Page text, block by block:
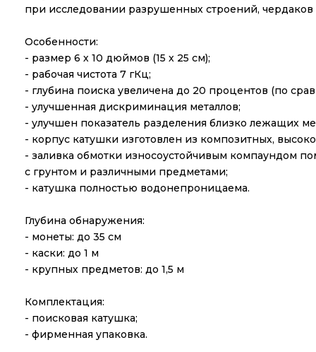
при исследовании разрушенных строений, чердаков
Особенности:
- размер 6 х 10 дюймов (15 х 25 см);
- рабочая чистота 7 гКц;
- глубина поиска увеличена до 20 процентов (по
- улучшенная дискриминация металлов;
- улучшен показатель разделения близко лежащих
- корпус катушки изготовлен из композитных,
- заливка обмотки износоустойчивым компаундом
с грунтом и различными предметами;
- катушка полностью водонепроницаема.
Глубина обнаружения:
- монеты: до 35 см
- каски: до 1 м
- крупных предметов: до 1,5 м
Комплектация:
- поисковая катушка;
- фирменная упаковка.